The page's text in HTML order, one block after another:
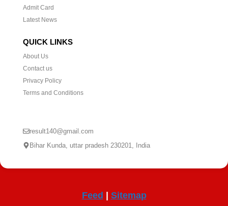
Admit Card
Latest News
QUICK LINKS
About Us
Contact us
Privacy Policy
Terms and Conditions
result140@gmail.com
Bihar Kunda, uttar pradesh 230201, India
Feed Sitemap